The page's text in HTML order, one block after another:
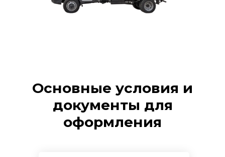
Основные условия и
документы для
оформления